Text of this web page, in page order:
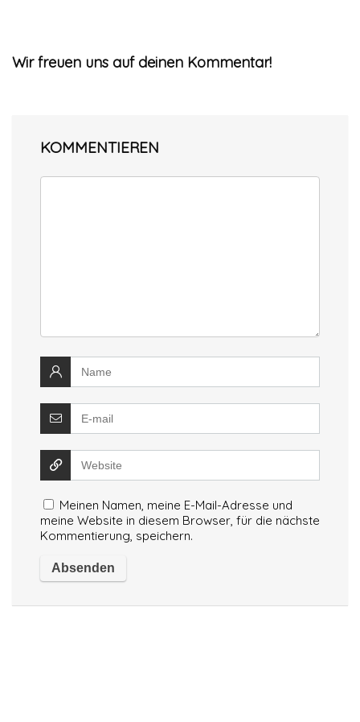
Wir freuen uns auf deinen Kommentar!
KOMMENTIEREN
Meinen Namen, meine E-Mail-Adresse und
meine Website in diesem Browser, für die nächste
Kommentierung, speichern.